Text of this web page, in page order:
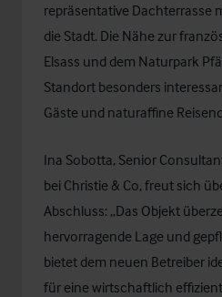
repräsentative Dachterrasse
die Stadt. Die Nähe zur
Elsass und dem Naturpark
Standort besonders
Gäste und naturaffine
Ina Sobotta, Senior
bei Christie & Co, freut sich
Abschluss: „Das Objekt
hervorragende Lage und
bietet dem neuen Betreiber
für eine wirtschaftlich